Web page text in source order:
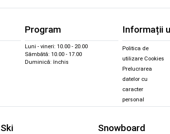
Program
Luni - vineri: 10.00 - 20.00
Sâmbătă: 10.00 - 17.00
Duminică: închis
Informații
Politica de
utilizare Cookies
Prelucrarea
datelor cu
caracter
personal
Ski Snowboard